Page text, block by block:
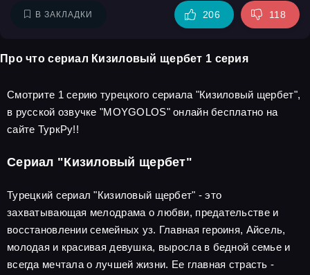
В ЗАКЛАДКИ 206 118
Про что сериал Кизиловый щербет 1 серия
Смотрите 1 серию турецкого сериала "Кизиловый щербет",
в русской озвучке "MOYGOLOS" онлайн бесплатно на
сайте ТуркРу!!
Сериал "Кизиловый щербет"
Турецкий сериал "Кизиловый щербет" - это
захватывающая мелодрама о любви, предательстве и
восстановлении семейных уз. Главная героиня, Айсель,
молодая и красивая девушка, выросла в бедной семье и
всегда мечтала о лучшей жизни. Ее главная страсть -